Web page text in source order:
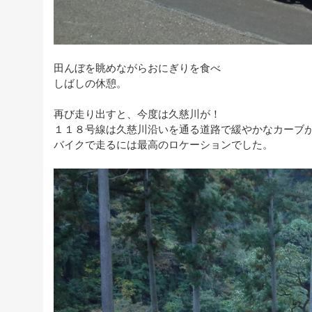
田んぼを眺めながらおにぎりを食べ
しばしの休憩。
再び走り出すと、今度は久慈川が！
１１８号線は久慈川沿いを通る道路で緩やかなカーブ
バイクで走るには最高のロケーションでした。